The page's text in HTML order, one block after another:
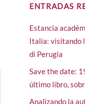
ENTRADAS
Estancia
Italia: visitando
di Perugia
Save the date:
último libro,
Analizando la